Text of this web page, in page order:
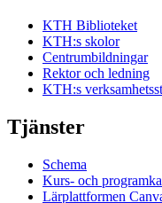
KTH Biblioteket
KTH:s skolor
Centrumbildningar
Rektor och ledning
KTH:s
Tjänster
Schema
Kurs- och
Lärplattformen